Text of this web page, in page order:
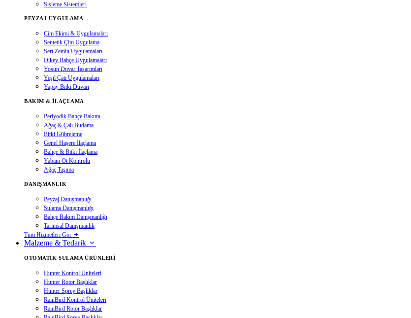
Sisleme Sistemleri
PEYZAJ UYGULAMA
Çim Ekimi & Uygulamaları
Sentetik Çim Uygulama
Sert Zemin Uygulamaları
Dikey Bahçe Uygulamaları
Yosun Duvar Tasarımları
Yeşil Çatı Uygulamaları
Yapay Bitki Duvarı
BAKIM & İLAÇLAMA
Periyodik Bahçe Bakımı
Ağaç & Çalı Budama
Bitki Gübreleme
Genel Haşere İlaçlama
Bahçe & Bitki İlaçlama
Yabani Ot Kontrolü
Ağaç Taşıma
DANIŞMANLIK
Peyzaj Danışmanlığı
Sulama Danışmanlığı
Bahçe Bakım Danışmanlığı
Tarımsal Danışmanlık
Tüm Hizmetleri Gör
Malzeme & Tedarik
OTOMATIK SULAMA ÜRÜNLERI
Hunter Kontrol Üniteleri
Hunter Rotor Başlıklar
Hunter Sprey Başlıklar
RainBird Kontrol Üniteleri
RainBird Rotor Başlıklar